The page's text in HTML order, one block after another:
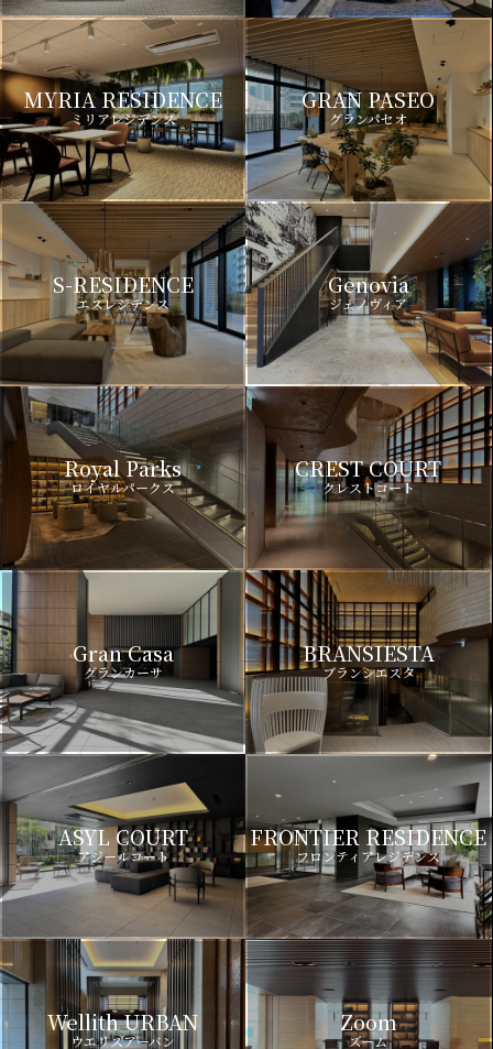
MYRIA RESIDENCE
ミリアレジデンス
GRAN PASEO
グランパセオ
S-RESIDENCE
エスレジデンス
Genovia
ジェノヴィア
Royal Parks
ロイヤルパークス
CREST COURT
クレストコート
Gran Casa
グランカーサ
BRANSIESTA
ブランシエスタ
ASYL COURT
アジールコート
FRONTIER RESIDENCE
フロンティアレジデンス
Wellith URBAN
ウエリスアーバン
Zoom
ズーム